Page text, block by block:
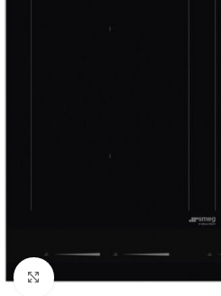
Нажмите, чтобы увеличить